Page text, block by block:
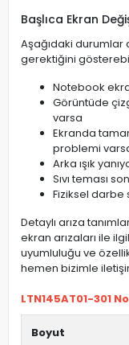
Başlıca Ekran
Aşağıdaki durumlar
gerektiğini
Notebook
Görüntüde
varsa
Ekranda
problemi
Arka ışık
Sıvı teması
Fiziksel darbe
Detaylı arıza
ekran arızaları ile
uyumluluğu ve
hemen bizimle
LTN145AT01-301
Boyut